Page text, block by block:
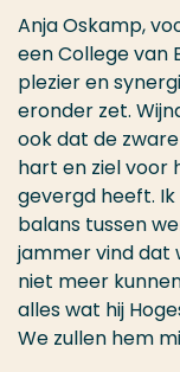
Anja Oskamp,
een College van
plezier en
eronder zet.
ook dat de
hart en ziel voor
gevergd heeft.
balans tussen
jammer vind dat
niet meer
alles wat hij
We zullen hem